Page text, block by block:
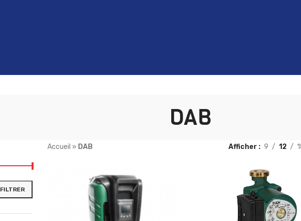
DAB
FILTRER
Accueil » DAB Afficher 9 12